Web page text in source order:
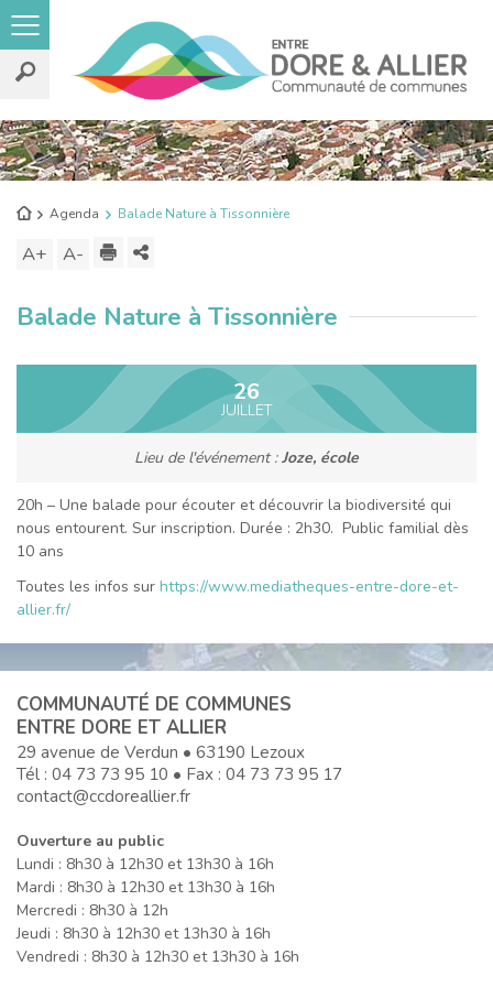
Rechercher
sur
le
site
Retour
l'accueil
Agenda Balade Nature à Tissonnière
A+ Augmenter
taille
A- Diminuer
taille
texte
Imprimer
contenu
Balade Nature à Tissonnière
26
JUILLET
Lieu de l'événement :Joze, école
20h – Une balade pour écouter et découvrir la biodiversité qui
nous entourent. Sur inscription. Durée : 2h30. Public familial dès
10 ans
Toutes les infos sur https://www.mediatheques-entre-dore-et-
allier.fr/
COMMUNAUTÉ DE COMMUNES
ENTRE DORE ET ALLIER
29 avenue de Verdun • 63190 Lezoux
Tél : 04 73 73 95 10 • Fax : 04 73 73 95 17
contact@ccdoreallier.fr
Ouverture au public
Lundi : 8h30 à 12h30 et 13h30 à 16h
Mardi : 8h30 à 12h30 et 13h30 à 16h
Mercredi : 8h30 à 12h
Jeudi : 8h30 à 12h30 et 13h30 à 16h
Vendredi : 8h30 à 12h30 et 13h30 à 16h